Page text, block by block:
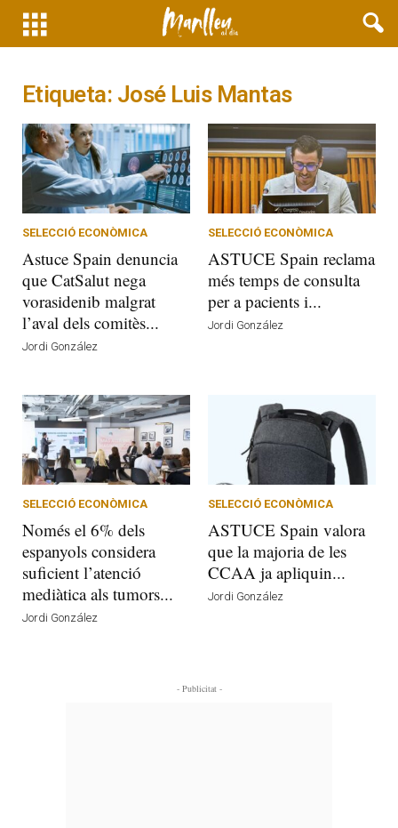
Etiqueta: José Luis Mantas
SELECCIÓ ECONÒMICA
Astuce Spain denuncia
que CatSalut nega
vorasidenib malgrat
l’aval dels comitès...
Jordi González
SELECCIÓ ECONÒMICA
ASTUCE Spain reclama
més temps de consulta
per a pacients i...
Jordi González
SELECCIÓ ECONÒMICA
Només el 6% dels
espanyols considera
suficient l’atenció
mediàtica als tumors...
Jordi González
SELECCIÓ ECONÒMICA
ASTUCE Spain valora
que la majoria de les
CCAA ja apliquin...
Jordi González
- Publicitat -